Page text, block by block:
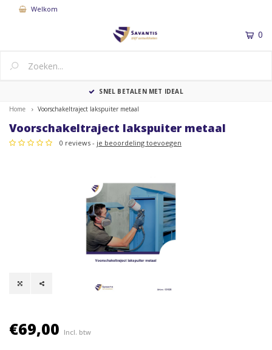
Welkom
0
SNEL BETALEN MET IDEAL
Home Voorschakeltraject lakspuiter metaal
Voorschakeltraject lakspuiter metaal
0 reviews - je beoordeling toevoegen
€69,00 Incl. btw